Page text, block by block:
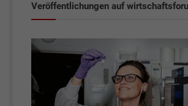
Veröffentlichungen auf